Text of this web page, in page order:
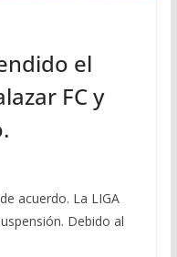
el
FC y
acuerdo. La LIGA
Debido al